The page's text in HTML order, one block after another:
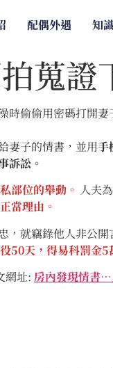
配偶外遇 知
蒐證
偷偷用密碼打開
妻子的情書，並用手
訴訟。
部位的舉動。 人夫
當理由。
就竊錄他人非公
50天，得易科罰金5
網址: 房內發現情書…